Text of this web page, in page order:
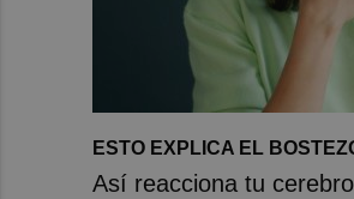
ESTO EXPLICA EL
Así reacciona tu